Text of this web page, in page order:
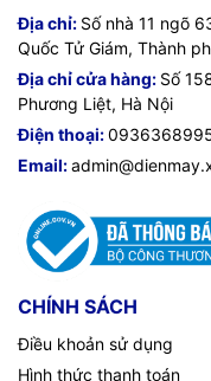
Địa chỉ: Số nhà 11 ngõ
Quốc Tử Giám, Thành
Địa chỉ cửa hàng: Số
Phương Liệt, Hà Nội
Điện thoại:
Email:
CHÍNH SÁCH
Điều khoản sử dụng
Hình thức thanh toán